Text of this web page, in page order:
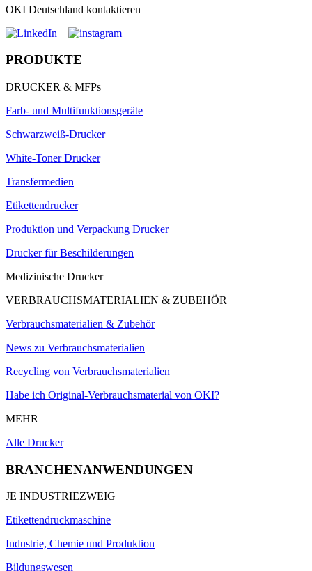
OKI Deutschland kontaktieren
PRODUKTE
DRUCKER & MFPs
Farb- und Multifunktionsgeräte
Schwarzweiß-Drucker
White-Toner Drucker
Transfermedien
Etikettendrucker
Produktion und Verpackung Drucker
Drucker für Beschilderungen
Medizinische Drucker
VERBRAUCHSMATERIALIEN & ZUBEHÖR
Verbrauchsmaterialien & Zubehör
News zu Verbrauchsmaterialien
Recycling von Verbrauchsmaterialien
Habe ich Original-Verbrauchsmaterial von OKI?
MEHR
Alle Drucker
BRANCHENANWENDUNGEN
JE INDUSTRIEZWEIG
Etikettendruckmaschine
Industrie, Chemie und Produktion
Bildungswesen